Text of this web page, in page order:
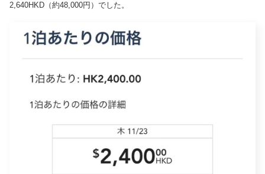
2,640HKD（約48,000円）でした。